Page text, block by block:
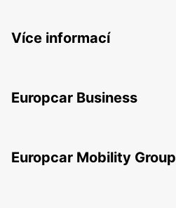
Více informací
Europcar Business
Europcar Mobility Group